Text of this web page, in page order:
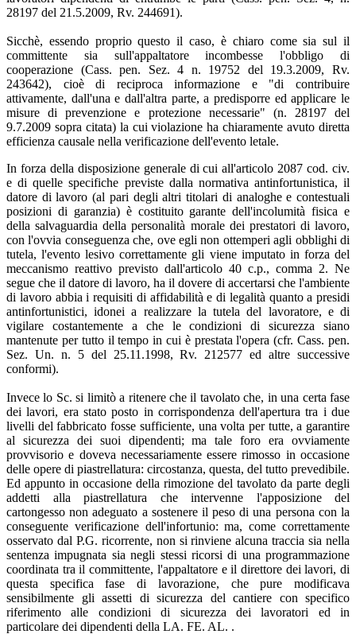
28197 del 21.5.2009, Rv. 244691).
Sicchè, essendo proprio questo il caso, è chiaro come sia sul il
committente sia sull'appaltatore incombesse l'obbligo di
cooperazione (Cass. pen. Sez. 4 n. 19752 del 19.3.2009, Rv.
243642), cioè di reciproca informazione e "di contribuire
attivamente, dall'una e dall'altra parte, a predisporre ed applicare le
misure di prevenzione e protezione necessarie" (n. 28197 del
9.7.2009 sopra citata) la cui violazione ha chiaramente avuto diretta
efficienza causale nella verificazione dell'evento letale.
In forza della disposizione generale di cui all'articolo 2087 cod. civ.
e di quelle specifiche previste dalla normativa antinfortunistica, il
datore di lavoro (al pari degli altri titolari di analoghe e contestuali
posizioni di garanzia) è costituito garante dell'incolumità fisica e
della salvaguardia della personalità morale dei prestatori di lavoro,
con l'ovvia conseguenza che, ove egli non ottemperi agli obblighi di
tutela, l'evento lesivo correttamente gli viene imputato in forza del
meccanismo reattivo previsto dall'articolo 40 c.p., comma 2. Ne
segue che il datore di lavoro, ha il dovere di accertarsi che l'ambiente
di lavoro abbia i requisiti di affidabilità e di legalità quanto a presidi
antinfortunistici, idonei a realizzare la tutela del lavoratore, e di
vigilare costantemente a che le condizioni di sicurezza siano
mantenute per tutto il tempo in cui è prestata l'opera (cfr. Cass. pen.
Sez. Un. n. 5 del 25.11.1998, Rv. 212577 ed altre successive
conformi).
Invece lo Sc. si limitò a ritenere che il tavolato che, in una certa fase
dei lavori, era stato posto in corrispondenza dell'apertura tra i due
livelli del fabbricato fosse sufficiente, una volta per tutte, a garantire
al sicurezza dei suoi dipendenti; ma tale foro era ovviamente
provvisorio e doveva necessariamente essere rimosso in occasione
delle opere di piastrellatura: circostanza, questa, del tutto prevedibile.
Ed appunto in occasione della rimozione del tavolato da parte degli
addetti alla piastrellatura che intervenne l'apposizione del
cartongesso non adeguato a sostenere il peso di una persona con la
conseguente verificazione dell'infortunio: ma, come correttamente
osservato dal P.G. ricorrente, non si rinviene alcuna traccia sia nella
sentenza impugnata sia negli stessi ricorsi di una programmazione
coordinata tra il committente, l'appaltatore e il direttore dei lavori, di
questa specifica fase di lavorazione, che pure modificava
sensibilmente gli assetti di sicurezza del cantiere con specifico
riferimento alle condizioni di sicurezza dei lavoratori ed in
particolare dei dipendenti della LA. FE. AL. .